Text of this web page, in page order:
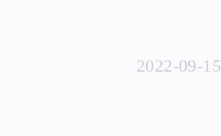
2022-09-15